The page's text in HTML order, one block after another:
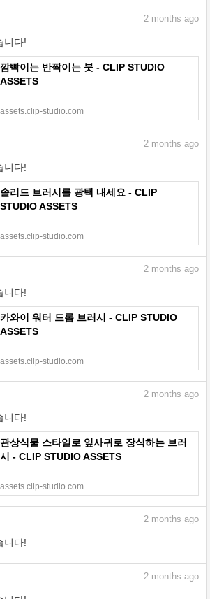
니다!
2 months ago
깜빡이는 반짝이는 붓 - CLIP STUDIO
ASSETS
assets.clip-studio.com
니다!
2 months ago
솔리드 브러시를 광택 내세요 - CLIP
STUDIO ASSETS
assets.clip-studio.com
니다!
2 months ago
카와이 워터 드롭 브러시 - CLIP STUDIO
ASSETS
assets.clip-studio.com
니다!
2 months ago
관상식물 스타일로 잎사귀로 장식하는 브러
시 - CLIP STUDIO ASSETS
assets.clip-studio.com
니다!
2 months ago
2 months ago